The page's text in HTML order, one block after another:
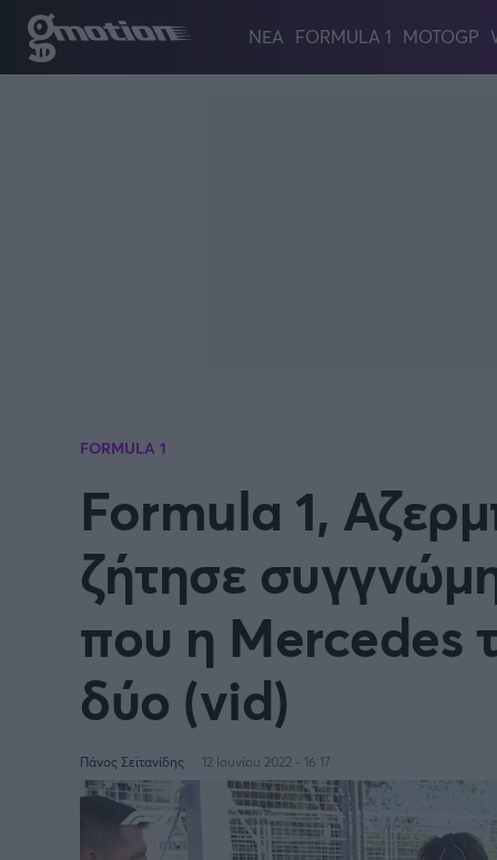
Παράκαμψη προς το κυρίως περιεχόμενο
ΝΕΑ FORMULA 1 MOTOGP
FORMULA 1
Formula 1,
ζήτησε
που η Mercedes
δύο (vid)
Πάνος Σεϊτανίδης 12 Ιουνίου 2022 - 16:17